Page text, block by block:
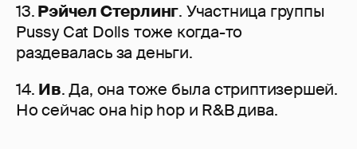
13.Рэйчел Стерлинг. Участница группы
Pussy Cat Dolls тоже когда-то
раздевалась за деньги.
14. Ив. Да, она тоже была стриптизершей.
Но сейчас она hip hop и R&B дива.